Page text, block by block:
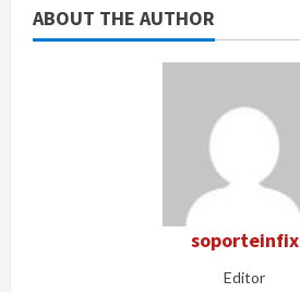
ABOUT THE AUTHOR
soporteinfix
Editor